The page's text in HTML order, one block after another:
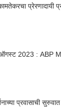
प्रेरणादायी
ऑगस्ट 2023 : ABP
प्रवासाची सुरुवात